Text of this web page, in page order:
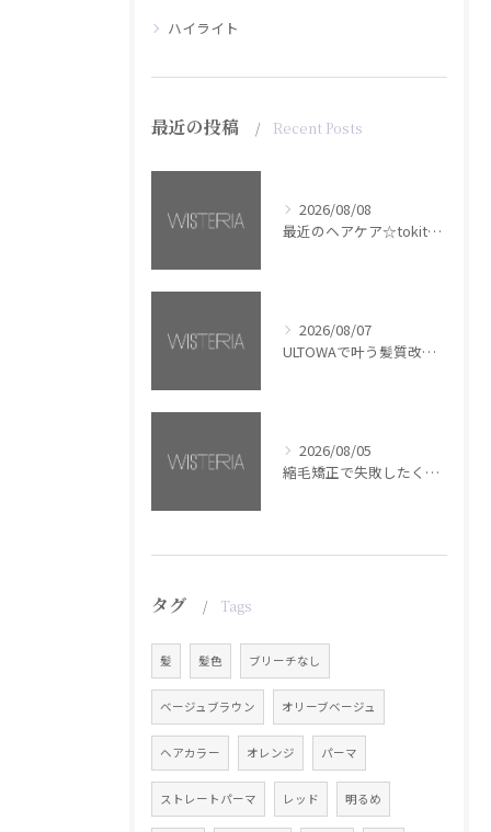
ハイライト
最近の投稿 Recent Posts
2026/08/08
最近のヘアケア☆tokita【銀座・美容室WISTERIA】
2026/08/07
ULTOWAで叶う髪質改善美髪カラー【銀座・美容室WISTERIA】
2026/08/05
縮毛矯正で失敗したくない方へ【銀座・美容室WISTERIA】
タグ Tags
髪 髪色 ブリーチなし
ベージュブラウン オリーブベージュ
ヘアカラー オレンジ パーマ
ストレートパーマ レッド 明るめ